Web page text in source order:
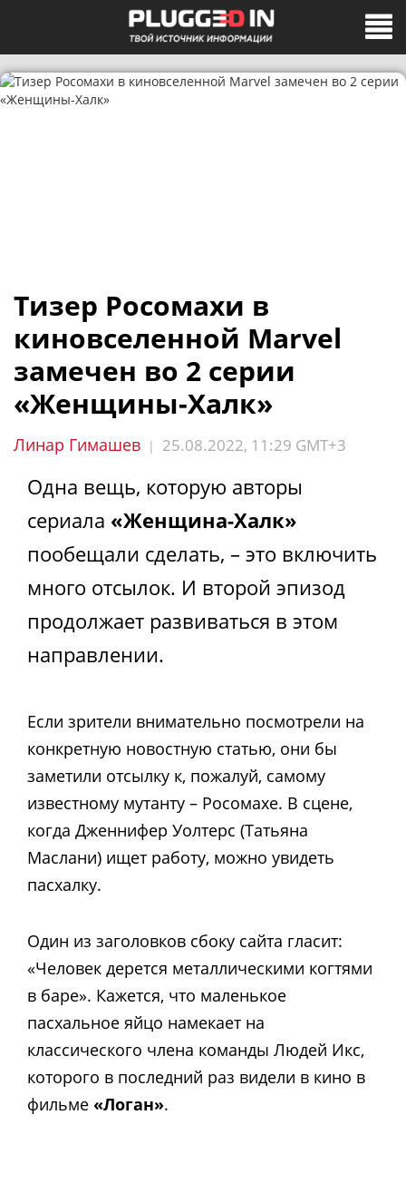
Тизер Росомахи в
киновселенной Marvel
замечен во 2 серии
«Женщины-Халк»
Линар Гимашев | 25.08.2022, 11:29 GMT+3
Одна вещь, которую авторы
сериала «Женщина-Халк»
пообещали сделать, – это включить
много отсылок. И второй эпизод
продолжает развиваться в этом
направлении.
Если зрители внимательно посмотрели на
конкретную новостную статью, они бы
заметили отсылку к, пожалуй, самому
известному мутанту – Росомахе. В сцене,
когда Дженнифер Уолтерс (Татьяна
Маслани) ищет работу, можно увидеть
пасхалку.
Один из заголовков сбоку сайта гласит:
«Человек дерется металлическими когтями
в баре». Кажется, что маленькое
пасхальное яйцо намекает на
классического члена команды Людей Икс,
которого в последний раз видели в кино в
фильме «Логан».